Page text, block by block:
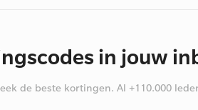
in jouw
de beste kortingen. Al +110.000